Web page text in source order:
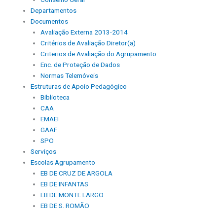
Departamentos
Documentos
Avaliação Externa 2013-2014
Critérios de Avaliação Diretor(a)
Criterios de Avaliação do Agrupamento
Enc. de Proteção de Dados
Normas Telemóveis
Estruturas de Apoio Pedagógico
Biblioteca
CAA
EMAEI
GAAF
SPO
Serviços
Escolas Agrupamento
EB DE CRUZ DE ARGOLA
EB DE INFANTAS
EB DE MONTE LARGO
EB DE S. ROMÃO